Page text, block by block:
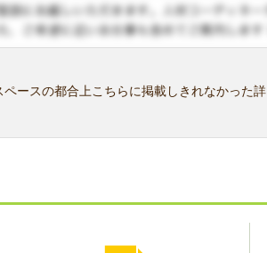
ースの都合上こちらに掲載しきれなかった詳